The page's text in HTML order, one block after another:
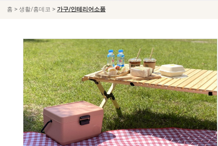
홈 > 생활/홈데코 > 가구/인테리어소품